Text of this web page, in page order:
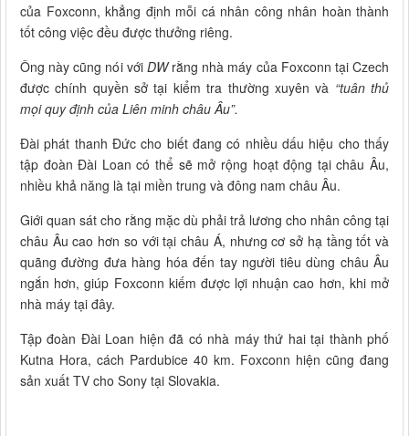
của Foxconn, khẳng định mỗi cá nhân công nhân hoàn thành
tốt công việc đều được thưởng riêng.
Ông này cũng nói với DWrằng nhà máy của Foxconn tại Czech
được chính quyền sở tại kiểm tra thường xuyên và “tuân thủ
mọi quy định của Liên minh châu Âu”.
Đài phát thanh Đức cho biết đang có nhiều dấu hiệu cho thấy
tập đoàn Đài Loan có thể sẽ mở rộng hoạt động tại châu Âu,
nhiều khả năng là tại miền trung và đông nam châu Âu.
Giới quan sát cho rằng mặc dù phải trả lương cho nhân công tại
châu Âu cao hơn so với tại châu Á, nhưng cơ sở hạ tầng tốt và
quãng đường đưa hàng hóa đến tay người tiêu dùng châu Âu
ngắn hơn, giúp Foxconn kiếm được lợi nhuận cao hơn, khi mở
nhà máy tại đây.
Tập đoàn Đài Loan hiện đã có nhà máy thứ hai tại thành phố
Kutna Hora, cách Pardubice 40 km. Foxconn hiện cũng đang
sản xuất TV cho Sony tại Slovakia.